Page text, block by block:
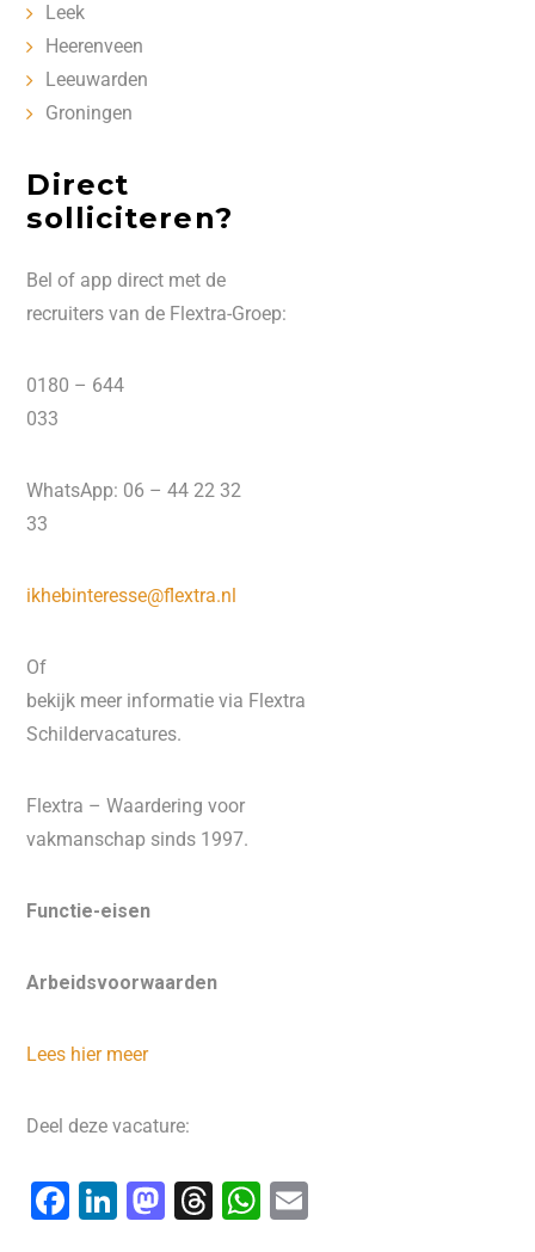
Leek
Heerenveen
Leeuwarden
Groningen
Direct
solliciteren?
Bel of app direct met de
recruiters van de Flextra-Groep:
0180 – 644
033
WhatsApp: 06 – 44 22 32
33
ikhebinteresse@flextra.nl
Of
bekijk meer informatie via Flextra
Schildervacatures.
Flextra – Waardering voor
vakmanschap sinds 1997.
Functie-eisen
Arbeidsvoorwaarden
Lees hier meer
Deel deze vacature:
F
Li M T
W